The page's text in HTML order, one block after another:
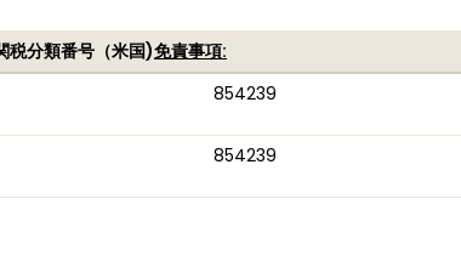
税分類番号（米国)免責事項:
854239
854239